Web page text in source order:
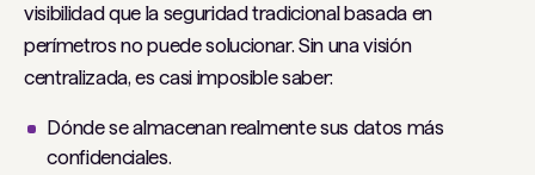
visibilidad que la seguridad tradicional basada en
perímetros no puede solucionar. Sin una visión
centralizada, es casi imposible saber:
Dónde se almacenan realmente sus datos más
confidenciales.